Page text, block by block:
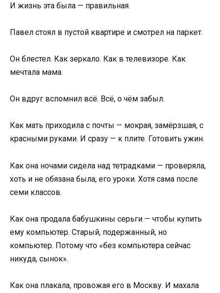
И жизнь эта была — правильная.
Павел стоял в пустой квартире и смотрел на паркет.
Он блестел. Как зеркало. Как в телевизоре. Как
мечтала мама.
Он вдруг вспомнил всё. Всё, о чём забыл.
Как мать приходила с почты — мокрая, замёрзшая, с
красными руками. И сразу — к плите. Готовить ужин.
Как она ночами сидела над тетрадками — проверяла,
хоть и не обязана была, его уроки. Хотя сама после
семи классов.
Как она продала бабушкины серьги — чтобы купить
ему компьютер. Старый, подержанный, но
компьютер. Потому что «без компьютера сейчас
никуда, сынок».
Как она плакала, провожая его в Москву. И махала